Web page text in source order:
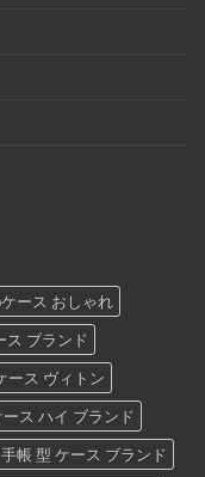
ース おしゃれ
ス ブランド
ース ヴィトン
ス ハイ ブランド
帳 型 ケース ブランド